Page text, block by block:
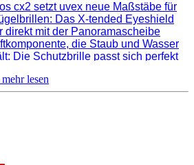
cx2 setzt uvex neue Maßstäbe für
Das X-tended Eyeshield
direkt mit der Panoramascheibe
die Staub und Wasser
Die Schutzbrille passt sich perfekt
Tragekomfort in jeder
Funktionalität der uvex
Durch die leichte Federwirkung der
Brillenbügel passt sie sich der
angenehmen Sitz - ganz gleich, wie